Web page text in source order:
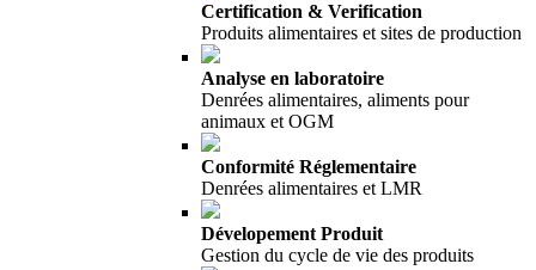
Certification & Verification
Produits alimentaires et sites de production
Analyse en laboratoire
Denrées alimentaires, aliments pour
animaux et OGM
Conformité Réglementaire
Denrées alimentaires et LMR
Dévelopement Produit
Gestion du cycle de vie des produits